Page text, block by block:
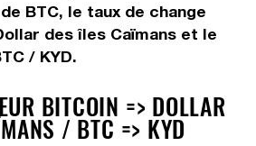
BTC, le taux de change
des îles Caïmans et le
/ KYD.
BITCOIN => DOLLAR
/ BTC => KYD